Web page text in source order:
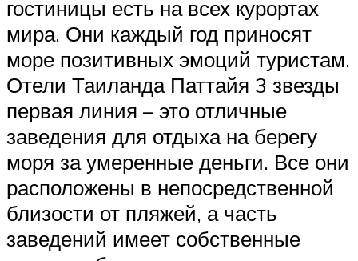
гостиницы есть на всех курортах
мира. Они каждый год приносят
море позитивных эмоций туристам.
Отели Таиланда Паттайя 3 звезды
первая линия – это отличные
заведения для отдыха на берегу
моря за умеренные деньги. Все они
расположены в непосредственной
близости от пляжей, а часть
заведений имеет собственные